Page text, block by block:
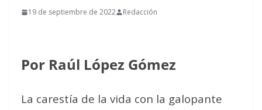
19 de septiembre de 2022 Redacción
Por Raúl López Gómez
La carestía de la vida con la galopante